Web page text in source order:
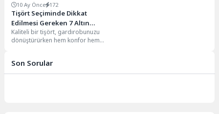
10 Ay Önce 172
Tişört Seçiminde Dikkat
Edilmesi Gereken 7 Altın
Kural
Kaliteli bir tişört, gardırobunuzu
dönüştürürken hem konfor hem
Son Sorular